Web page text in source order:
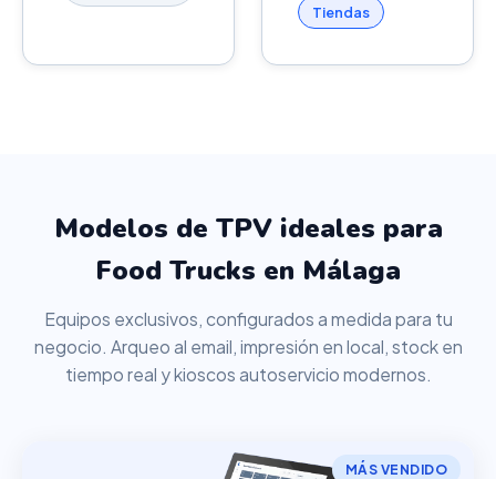
Tiendas
Modelos de TPV ideales para
Food Trucks en Málaga
Equipos exclusivos, configurados a medida para tu
negocio. Arqueo al email, impresión en local, stock en
tiempo real y kioscos autoservicio modernos.
MÁS VENDIDO